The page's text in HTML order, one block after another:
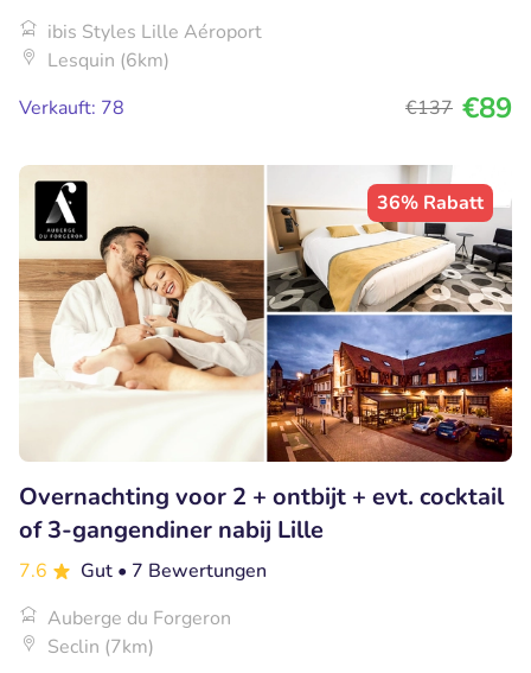
ibis Styles Lille Aéroport
Lesquin (6km)
Verkauft: 78
€137 €89
36% Rabatt
Overnachting voor 2 + ontbijt + evt. cocktail
of 3-gangendiner nabij Lille
7.6 Gut • 7 Bewertungen
Auberge du Forgeron
Seclin (7km)